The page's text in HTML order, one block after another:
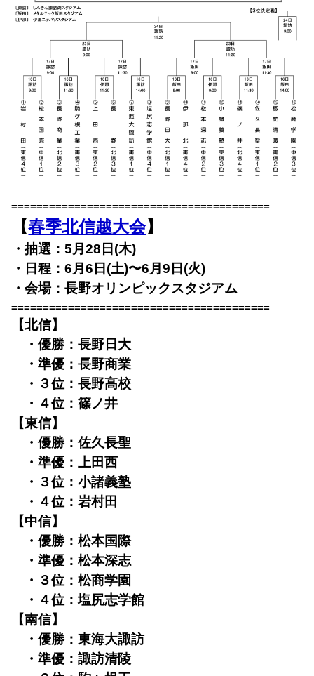
=========================================
【春季北信越大会】
・抽選：5月28日(木)
・日程：6月6日(土)〜6月9日(火)
・会場：長野オリンピックスタジアム
=========================================
【北信】
・優勝：長野日大
・準優：長野商業
・３位：長野高校
・４位：篠ノ井
【東信】
・優勝：佐久長聖
・準優：上田西
・３位：小諸義塾
・４位：岩村田
【中信】
・優勝：松本国際
・準優：松本深志
・３位：松商学園
・４位：塩尻志学館
【南信】
・優勝：東海大諏訪
・準優：諏訪清陵